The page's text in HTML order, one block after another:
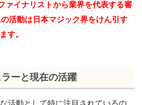
ァイナリストから業界を代表する審
活動は日本マジック界をけん引す
す。
ーと現在の活躍
活動として特に注目されているの